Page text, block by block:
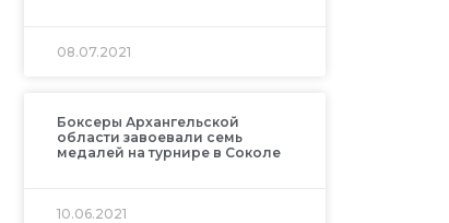
08.07.2021
Боксеры Архангельской
области завоевали семь
медалей на турнире в Соколе
10.06.2021